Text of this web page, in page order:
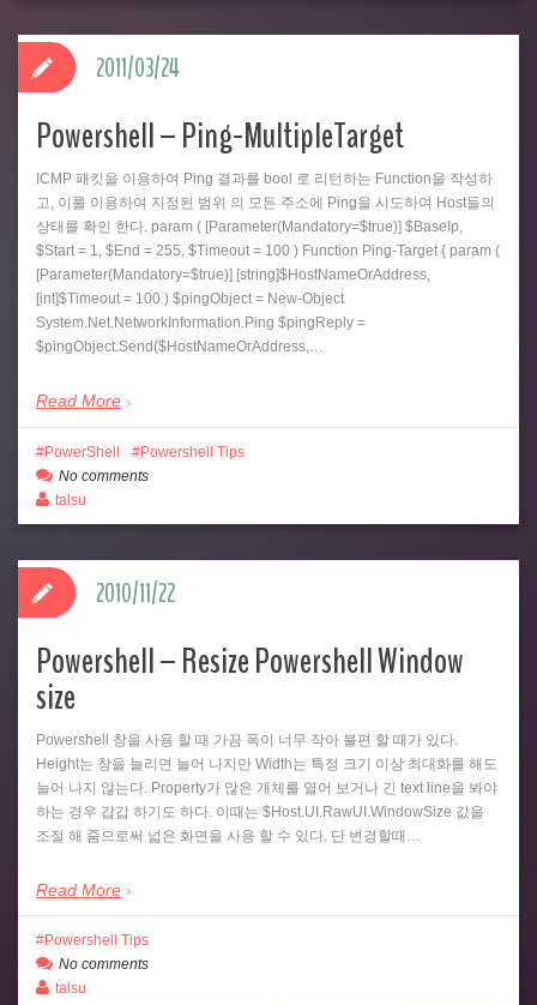
Powershell – Ping-MultipleTarget
ICMP 패킷을 이용하여 Ping 결과를 bool 로 리턴하는 Function을 작성하
고, 이를 이용하여 지정된 범위 의 모든 주소에 Ping을 시도하여 Host들의
상태를 확인 한다. param ( [Parameter(Mandatory=$true)] $BaseIp,
$Start = 1, $End = 255, $Timeout = 100 ) Function Ping-Target { param (
[Parameter(Mandatory=$true)] [string]$HostNameOrAddress,
[int]$Timeout = 100 ) $pingObject = New-Object
System.Net.NetworkInformation.Ping $pingReply =
$pingObject.Send($HostNameOrAddress,…
Read More
2011/03/24
PowerShell
Powershell Tips
No comments
talsu
Powershell – Resize Powershell Window
size
Powershell 창을 사용 할 때 가끔 폭이 너무 작아 불편 할 때가 있다.
Height는 창을 늘리면 늘어 나지만 Width는 특정 크기 이상 최대화를 해도
늘어 나지 않는다. Property가 많은 개체를 열어 보거나 긴 text line을 봐야
하는 경우 갑갑 하기도 하다. 이때는 $Host.UI.RawUI.WindowSize 값을
조절 해 줌으로써 넓은 화면을 사용 할 수 있다. 단 변경할때…
Read More
2010/11/22
Powershell Tips
No comments
talsu